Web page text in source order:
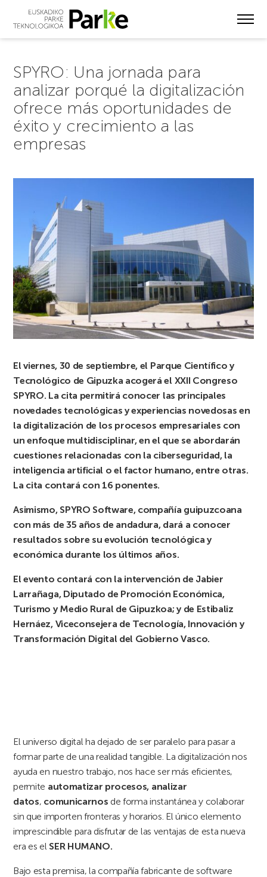
SPYRO: Una jornada para
analizar porqué la digitalización
ofrece más oportunidades de
éxito y crecimiento a las
empresas
El viernes, 30 de septiembre, el Parque Científico y
Tecnológico de Gipuzka acogerá el XXII Congreso
SPYRO. La cita permitirá conocer las principales
novedades tecnológicas y experiencias novedosas en
la digitalización de los procesos empresariales con
un enfoque multidisciplinar, en el que se abordarán
cuestiones relacionadas con la ciberseguridad, la
inteligencia artificial o el factor humano, entre otras.
La cita contará con 16 ponentes.
Asimismo, SPYRO Software, compañía guipuzcoana
con más de 35 años de andadura, dará a conocer
resultados sobre su evolución tecnológica y
económica durante los últimos años.
El evento contará con la intervención de Jabier
Larrañaga, Diputado de Promoción Económica,
Turismo y Medio Rural de Gipuzkoa; y de Estibaliz
Hernáez, Viceconsejera de Tecnología, Innovación y
Transformación Digital del Gobierno Vasco.
El universo digital ha dejado de ser paralelo para pasar a
formar parte de una realidad tangible. La digitalización nos
ayuda en nuestro trabajo, nos hace ser más eficientes,
permite automatizar procesos, analizar
datos, comunicarnos de forma instantánea y colaborar
sin que importen fronteras y horarios. El único elemento
imprescindible para disfrutar de las ventajas de esta nueva
era es el SER HUMANO.
Bajo esta premisa, la compañía fabricante de software